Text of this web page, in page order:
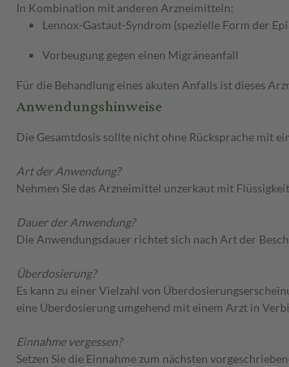
In Kombination mit anderen Arzneimitteln:
Lennox-Gastaut-Syndrom (spezielle Form der
Vorbeugung gegen einen Migräneanfall
Für die Behandlung eines akuten Anfalls ist dieses
Anwendungshinweise
Die Gesamtdosis sollte nicht ohne Rücksprache mit
Art der Anwendung?
Nehmen Sie das Arzneimittel unzerkaut mit Flüssigkeit
Dauer der Anwendung?
Die Anwendungsdauer richtet sich nach Art der
Überdosierung?
Es kann zu einer Vielzahl von
eine Überdosierung umgehend mit einem Arzt in
Einnahme vergessen?
Setzen Sie die Einnahme zum nächsten